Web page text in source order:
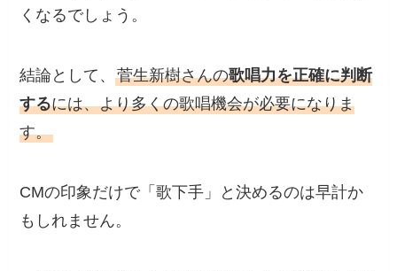
くなるでしょう。
結論として、菅生新樹さんの歌唱力を正確に判断
するには、より多くの歌唱機会が必要になりま
す。
CMの印象だけで「歌下手」と決めるのは早計か
もしれません。